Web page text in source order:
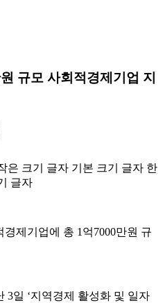
규모 사회적경제기업 지
은 크기 글자 기본 크기 글자 한
글자
제기업에 총 1억7000만원 규
3일 ‘지역경제 활성화 및 일자